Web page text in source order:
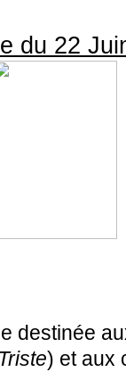
du 22
destinée
) et aux